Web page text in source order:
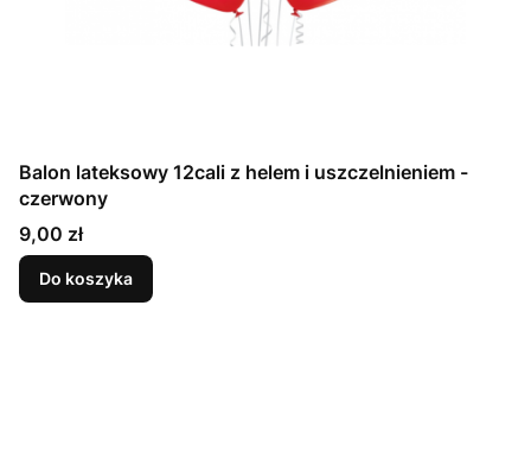
Balon lateksowy 12cali z helem i uszczelnieniem -
czerwony
Cena
9,00 zł
Do koszyka